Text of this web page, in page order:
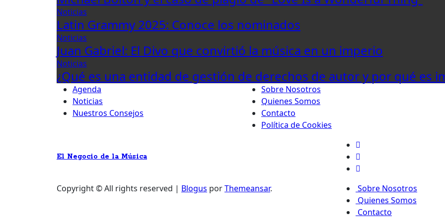
Noticias
Latin Grammy 2025: Conoce los nominados
Noticias
Juan Gabriel: El Divo que convirtió la música en un imperio
Noticias
¿Qué es una entidad de gestión de derechos de autor y por qué es
Agenda
Noticias
Nuestros Consejos
Sobre Nosotros
Quienes Somos
Contacto
Política de Cookies
El Negocio de la Música
Copyright © All rights reserved | Blogus porThemeansar.
Sobre Nosotros
Quienes Somos
Contacto